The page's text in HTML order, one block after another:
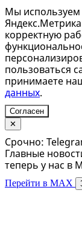
Мы используем
корректную
пользоваться
принимаете
данных.
Согласен
✕
Срочно:
Главные
теперь у нас в
Перейти в MAX